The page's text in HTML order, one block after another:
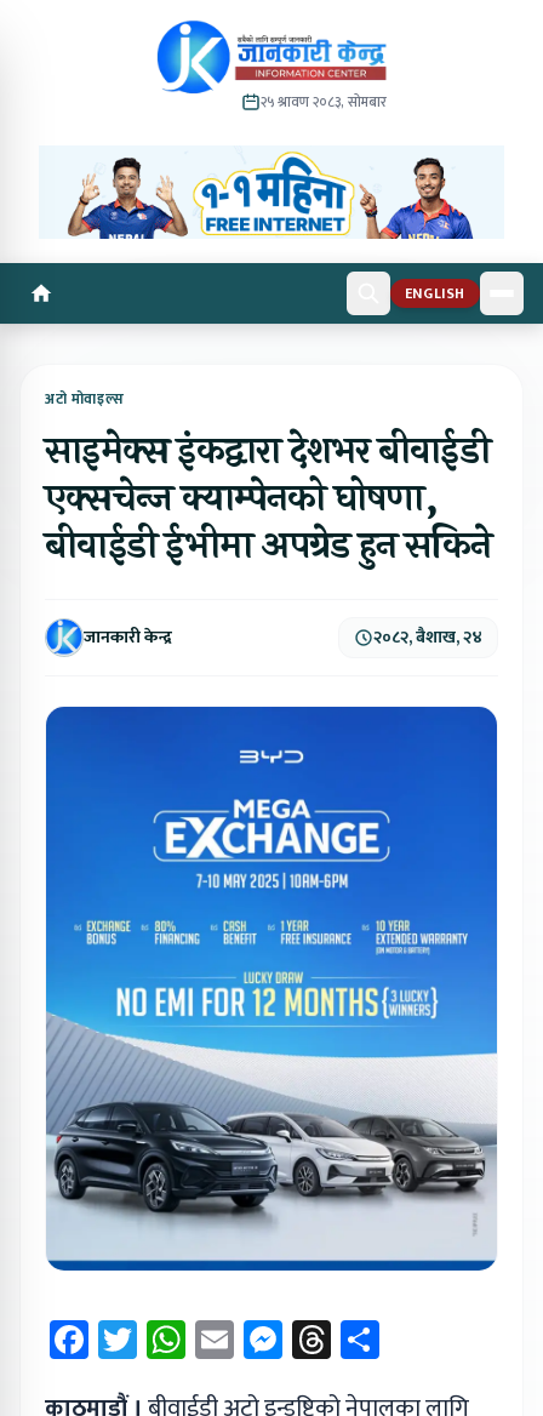
२५ श्रावण २०८३, सोमबार
ENGLISH
अटो मोवाइल्स
साइमेक्स इंकद्वारा देशभर बीवाईडी
एक्सचेन्ज क्याम्पेनको घोषणा,
बीवाईडी ईभीमा अपग्रेड हुन सकिने
जानकारी केन्द्र २०८२, बैशाख, २४
Facebook
Twitter
WhatsApp
EmailMessenger
Threads